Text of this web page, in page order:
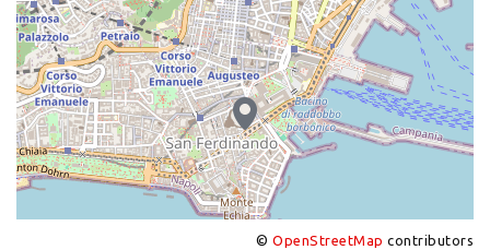
© OpenStreetMap contributors